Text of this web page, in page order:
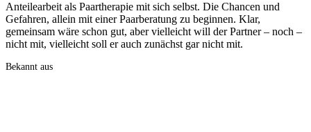
Anteilearbeit als Paartherapie mit sich selbst. Die Chancen und
Gefahren, allein mit einer Paarberatung zu beginnen. Klar,
gemeinsam wäre schon gut, aber vielleicht will der Partner – noch –
nicht mit, vielleicht soll er auch zunächst gar nicht mit.
Bekannt aus